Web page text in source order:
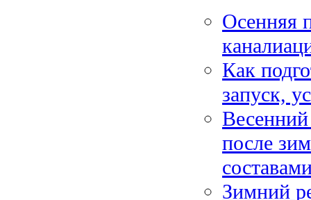
Осенняя
Как
запуск,
после
Зимний